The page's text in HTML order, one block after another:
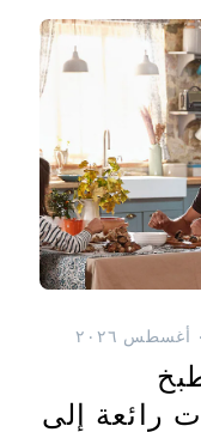
رائعة إلى